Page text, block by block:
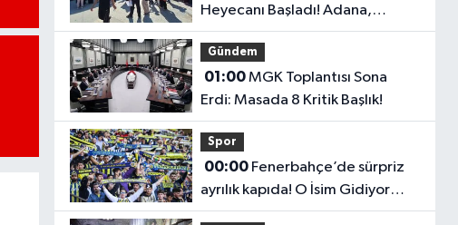
Heyecanı Başladı! Adana,
Şanlıurfa ve Gaziantep Lise
Taban Puanları..
Gündem
01:00MGK Toplantısı Sona
Erdi: Masada 8 Kritik Başlık!
Spor
00:00Fenerbahçe’de sürpriz
ayrılık kapıda! O İsim Gidiyor
mu?